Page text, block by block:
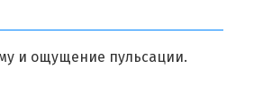
и ощущение пульсации.